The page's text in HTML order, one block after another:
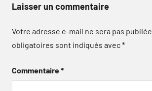
Laisser un commentaire
Votre adresse e-mail ne sera pas publiée.
obligatoires sont indiqués avec*
Commentaire*